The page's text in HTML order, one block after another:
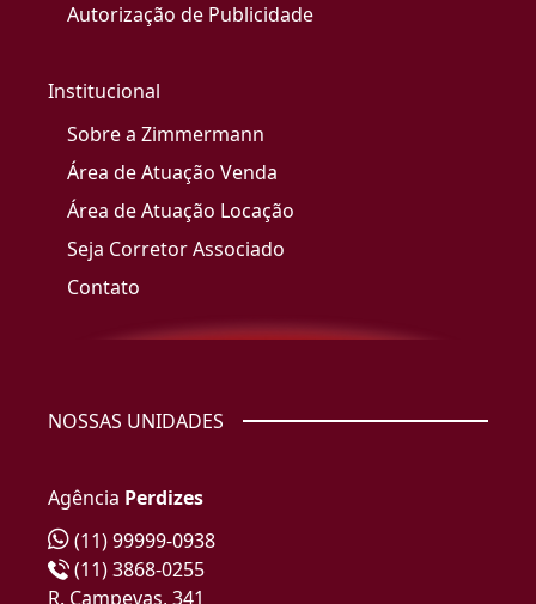
Autorização de Publicidade
Institucional
Sobre a Zimmermann
Área de Atuação Venda
Área de Atuação Locação
Seja Corretor Associado
Contato
NOSSAS UNIDADES
Agência Perdizes
(11) 99999-0938
(11) 3868-0255
R. Campevas, 341